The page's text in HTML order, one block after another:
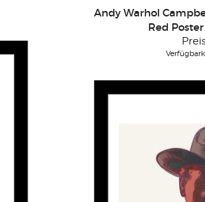
Andy Warhol
Red